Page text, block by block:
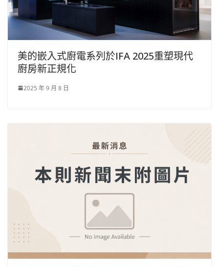
美的嵌入式廚電系列於IFA 2025重塑現代
廚房新正規化
2025 年 9 月 8 日